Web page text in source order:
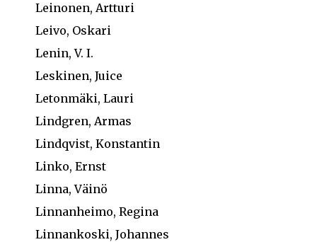
Leinonen, Artturi
Leivo, Oskari
Lenin, V. I.
Leskinen, Juice
Letonmäki, Lauri
Lindgren, Armas
Lindqvist, Konstantin
Linko, Ernst
Linna, Väinö
Linnanheimo, Regina
Linnankoski, Johannes